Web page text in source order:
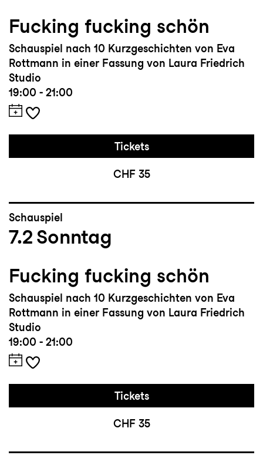
Fucking fucking schön
Schauspiel nach 10 Kurzgeschichten von Eva
Rottmann in einer Fassung von Laura Friedrich
Studio
19:00 - 21:00
Tickets
CHF 35
Schauspiel
7.2 Sonntag
Fucking fucking schön
Schauspiel nach 10 Kurzgeschichten von Eva
Rottmann in einer Fassung von Laura Friedrich
Studio
19:00 - 21:00
Tickets
CHF 35